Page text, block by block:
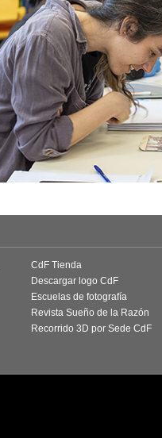
CdF Tienda
Descargar logo CdF
Escuelas de fotografía
Revista Sueño de la Razón
Recorrido 3D por Sede CdF